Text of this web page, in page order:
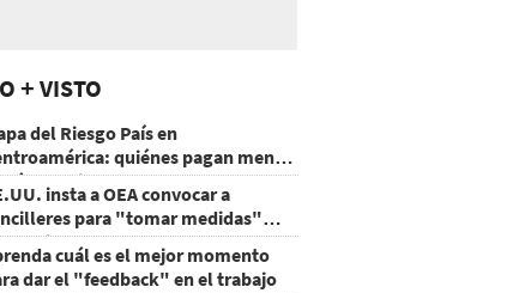
+ VISTO
del Riesgo País en
quiénes pagan menos
mejoraron
insta a OEA convocar a
para "tomar medidas"
Nicaragua
cuál es el mejor momento
dar el "feedback" en el trabajo